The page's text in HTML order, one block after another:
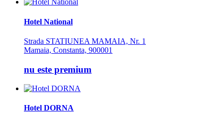
Hotel National
Strada STATIUNEA MAMAIA, Nr. 1
Mamaia, Constanta, 900001
nu este premium
Hotel DORNA